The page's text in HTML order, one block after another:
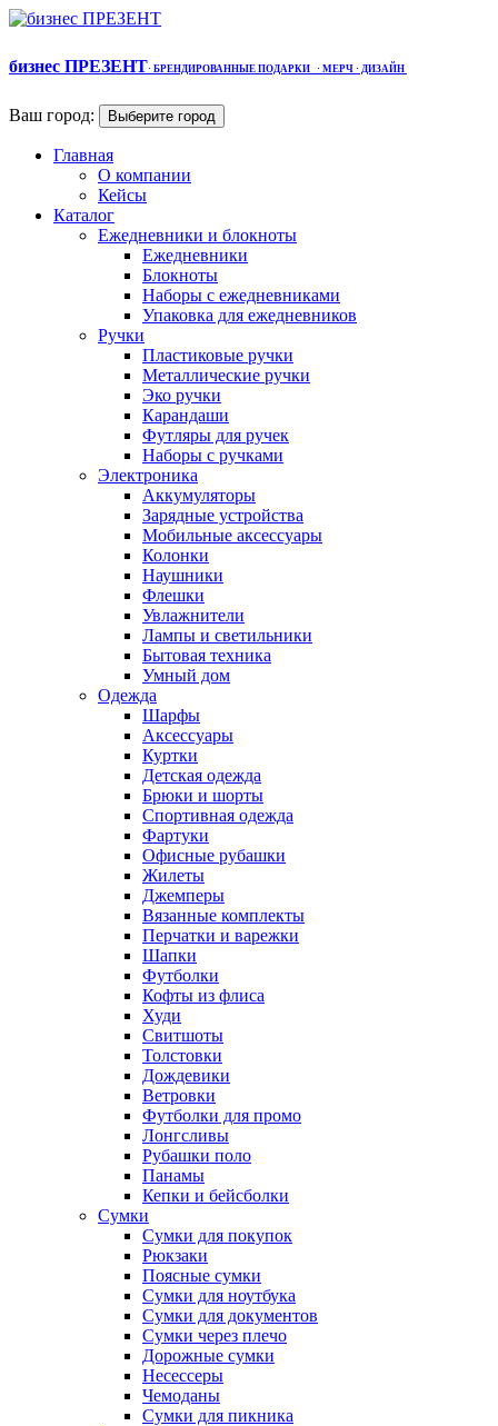
бизнес ПРЕЗЕНТ· БРЕНДИРОВАННЫЕ ПОДАРКИ · МЕРЧ · ДИЗАЙН
Ваш город: Выберите город
Главная
О компании
Кейсы
Каталог
Ежедневники и блокноты
Ежедневники
Блокноты
Наборы с ежедневниками
Упаковка для ежедневников
Ручки
Пластиковые ручки
Металлические ручки
Эко ручки
Карандаши
Футляры для ручек
Наборы с ручками
Электроника
Аккумуляторы
Зарядные устройства
Мобильные аксессуары
Колонки
Наушники
Флешки
Увлажнители
Лампы и светильники
Бытовая техника
Умный дом
Одежда
Шарфы
Аксессуары
Куртки
Детская одежда
Брюки и шорты
Спортивная одежда
Фартуки
Офисные рубашки
Жилеты
Джемперы
Вязанные комплекты
Перчатки и варежки
Шапки
Футболки
Кофты из флиса
Худи
Свитшоты
Толстовки
Дождевики
Ветровки
Футболки для промо
Лонгсливы
Рубашки поло
Панамы
Кепки и бейсболки
Сумки
Сумки для покупок
Рюкзаки
Поясные сумки
Сумки для ноутбука
Сумки для документов
Сумки через плечо
Дорожные сумки
Несессеры
Чемоданы
Сумки для пикника